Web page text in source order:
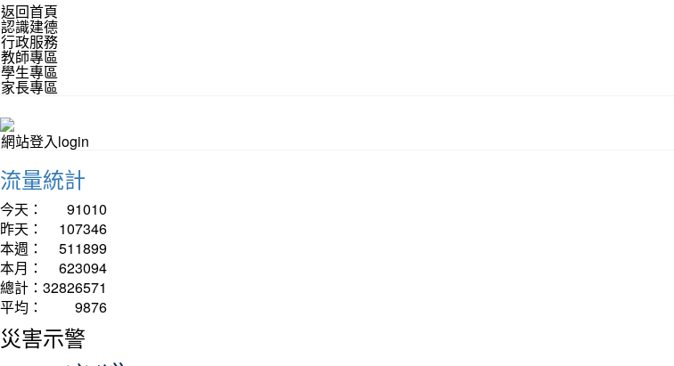
返回首頁
認識建德
行政服務
教師專區
學生專區
家長專區
網站登入login
流量統計
今天：
91010
昨天：
107346
本週：
511899
本月：
623094
總計： 32826571
平均：
9876
災害示警